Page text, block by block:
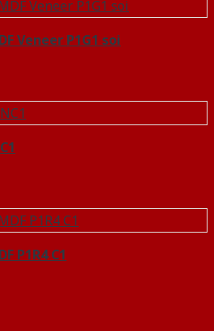
Veneer P1G1 soi
P1R4 C1